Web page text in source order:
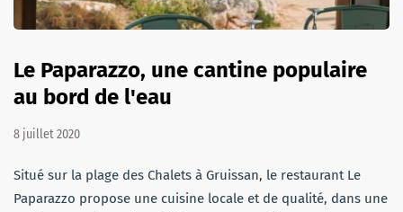
Le Paparazzo, une cantine populaire
au bord de l'eau
8 juillet 2020
Situé sur la plage des Chalets à Gruissan, le restaurant Le
Paparazzo propose une cuisine locale et de qualité, dans une